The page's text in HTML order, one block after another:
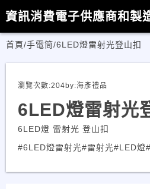
資訊消費電子供應商和製
首頁/手電筒/6LED燈雷射光登山扣
瀏覽次數:204by:海彥禮品
6LED燈雷射光
6LED燈 雷射光 登山扣
#6LED燈雷射光#雷射光#LED燈